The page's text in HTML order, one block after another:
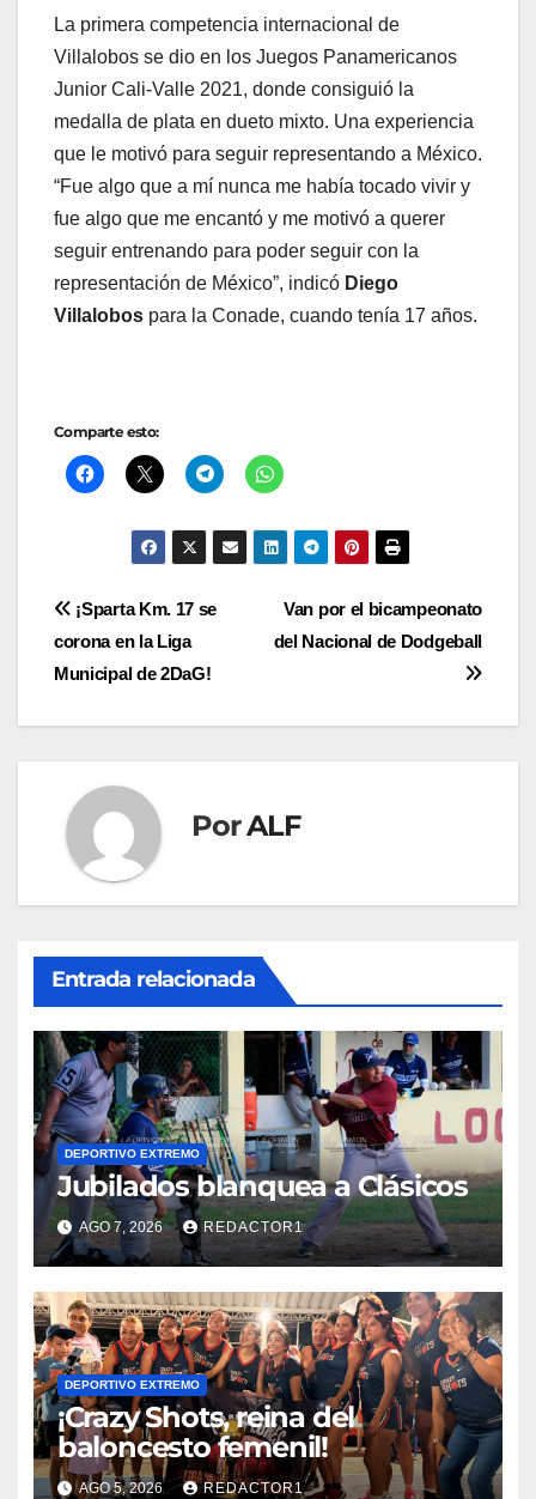
La primera competencia internacional de
Villalobos se dio en los Juegos Panamericanos
Junior Cali-Valle 2021, donde consiguió la
medalla de plata en dueto mixto. Una experiencia
que le motivó para seguir representando a México.
“Fue algo que a mí nunca me había tocado vivir y
fue algo que me encantó y me motivó a querer
seguir entrenando para poder seguir con la
representación de México”, indicó Diego
Villalobos para la Conade, cuando tenía 17 años.
Comparte esto:
Navegación
de
entradas
Van por el bicampeonato
del Nacional de Dodgeball
¡Sparta Km. 17 se
corona en la Liga
Municipal de 2DaG!
PorALF
Entrada relacionada
DEPORTIVO EXTREMO
Jubilados blanquea a Clásicos
AGO 7, 2026 REDACTOR1
DEPORTIVO EXTREMO
¡Crazy Shots, reina del
baloncesto femenil!
AGO 5, 2026 REDACTOR1